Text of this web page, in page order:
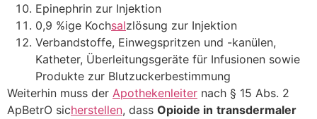
Epinephrin zur Injektion
0,9 %ige Kochsalzlösung zur Injektion
Verbandstoffe, Einwegspritzen und -kanülen,
Katheter, Überleitungsgeräte für Infusionen sowie
Produkte zur Blutzuckerbestimmung
Weiterhin muss der Apothekenleiter nach § 15 Abs. 2
ApBetrO sicherstellen, dass Opioide in transdermaler